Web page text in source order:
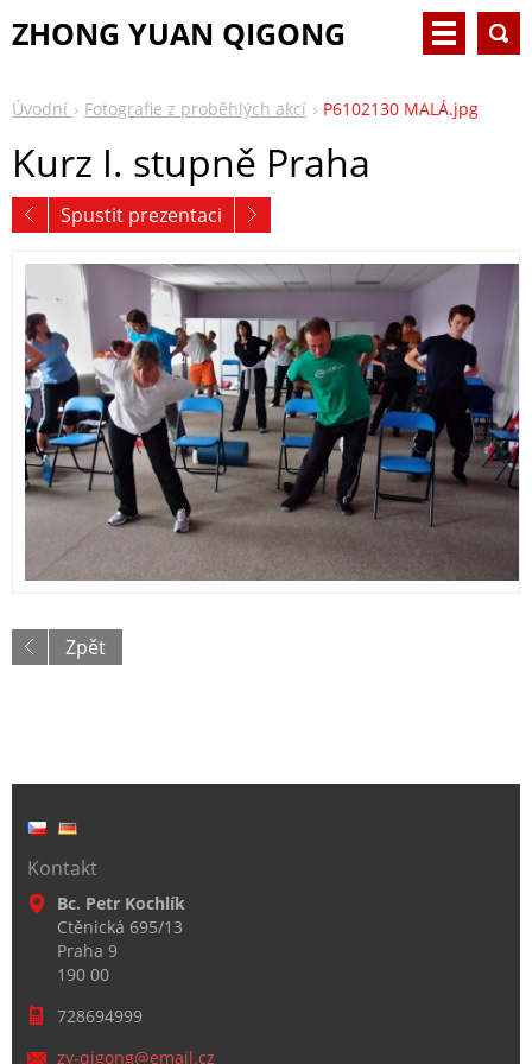
ZHONG YUAN QIGONG
Úvodní Fotografie z proběhlých akcí P6102130 MALÁ.jpg
Kurz I. stupně Praha
Spustit prezentaci
Zpět
Kontakt
Bc. Petr Kochlík
Ctěnická 695/13
Praha 9
190 00
728694999
zy-qigong@email.cz